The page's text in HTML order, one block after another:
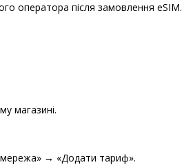
оператора після замовлення eSIM.
магазині.
мережа» → «Додати тариф».